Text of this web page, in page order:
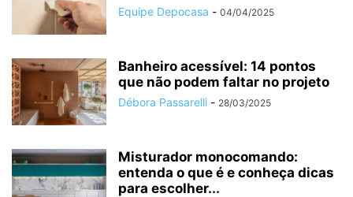
Equipe Depocasa - 04/04/2025
Banheiro acessível: 14 pontos
que não podem faltar no projeto
Débora Passarelli - 28/03/2025
Misturador monocomando:
entenda o que é e conheça dicas
para escolher...